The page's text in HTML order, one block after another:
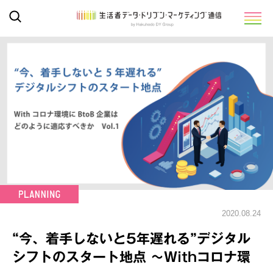
2020.08.24
“今、着手しないと5年遅れる”デジタル
シフトのスタート地点 ～Withコロナ環